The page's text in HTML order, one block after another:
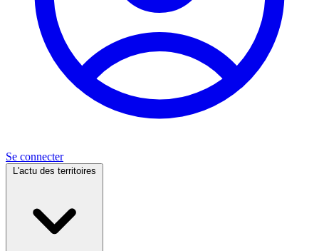
Se connecter
L'actu des territoires